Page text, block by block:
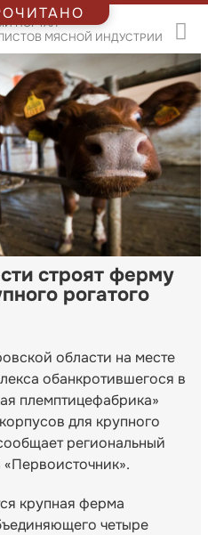
ПОРТАЛ
МЯСНОЙ ИНДУСТРИИ
строят ферму
рогатого
области на месте
обанкротившегося в
племптицефабрика»
для крупного
региональный
крупная ферма
четыре